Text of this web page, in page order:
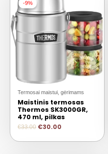
-9%
-9%
Termosai maistui, gėrimams
Maistinis termosas
Thermos SK3000GR,
470 ml, pilkas
€33.00 €30.00